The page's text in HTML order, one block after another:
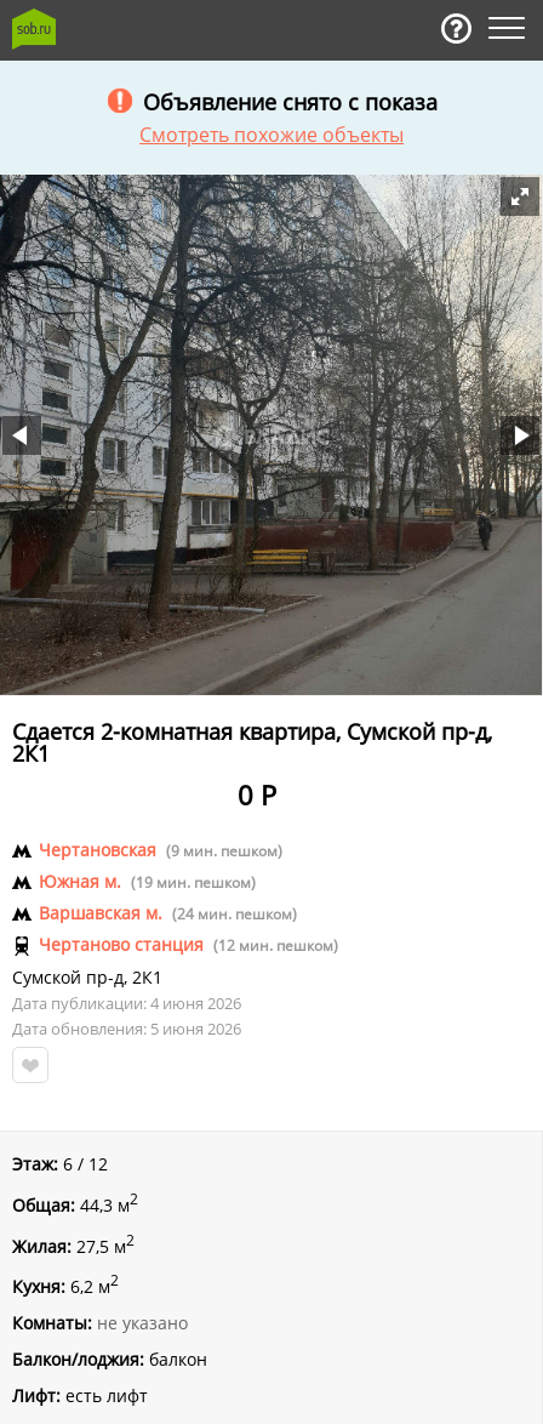
Объявление снято с показа
Смотреть похожие объекты
Сдается 2-комнатная квартира, Сумской пр-д,
2К1
0 Р
Чертановская (9 мин. пешком)
Южная м. (19 мин. пешком)
Варшавская м. (24 мин. пешком)
Чертаново станция (12 мин. пешком)
Сумской пр-д, 2К1
Дата публикации: 4 июня 2026
Дата обновления: 5 июня 2026
Этаж: 6 / 12
Общая: 44,3 м2
Жилая: 27,5 м2
Кухня: 6,2 м2
Комнаты: не указано
Балкон/лоджия: балкон
Лифт: есть лифт